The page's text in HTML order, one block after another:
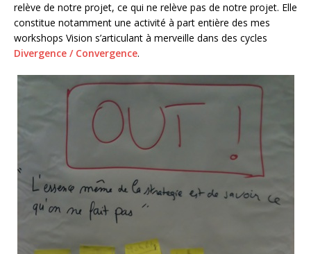
relève de notre projet, ce qui ne relève pas de notre projet. Elle
constitue notamment une activité à part entière des mes
workshops Vision s’articulant à merveille dans des cycles
Divergence / Convergence.